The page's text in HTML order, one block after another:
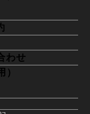
わせ
）